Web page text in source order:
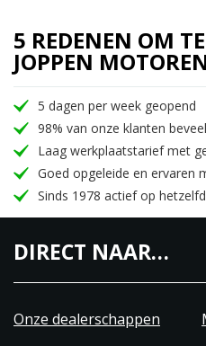
5 REDENEN OM
JOPPEN
5 dagen per week geopend
98% van onze klanten
Laag werkplaatstarief met
Goed opgeleide en ervaren
Sinds 1978 actief op
DIRECT NAAR…
Onze dealerschappen